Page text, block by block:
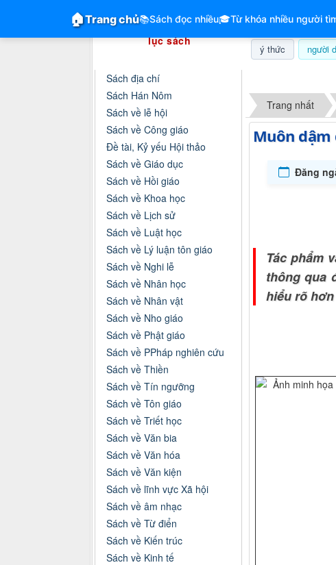
🏠Trang chủ📚Sách đọc nhiều🎓Từ khóa nhiều người
ý thức người
Trang nhất
Muôn
Đăng
Tác phẩm
thông qua
hiểu rõ
Hệ thống hóa tài liệu & mục
lục sách
Sách địa chí
Sách Hán Nôm
Sách về lễ hội
Sách về Công giáo
Đề tài, Kỷ yếu Hội thảo
Sách về Giáo dục
Sách về Hồi giáo
Sách về Khoa học
Sách về Lịch sử
Sách về Luật học
Sách về Lý luận tôn giáo
Sách về Nghi lễ
Sách về Nhân học
Sách về Nhân vật
Sách về Nho giáo
Sách về Phật giáo
Sách về PPháp nghiên cứu
Sách về Thiền
Sách về Tín ngưỡng
Sách về Tôn giáo
Sách về Triết học
Sách về Văn bia
Sách về Văn hóa
Sách về Văn kiện
Sách về lĩnh vực Xã hội
Sách về âm nhạc
Sách về Từ điển
Sách về Kiến trúc
Sách về Kinh tế